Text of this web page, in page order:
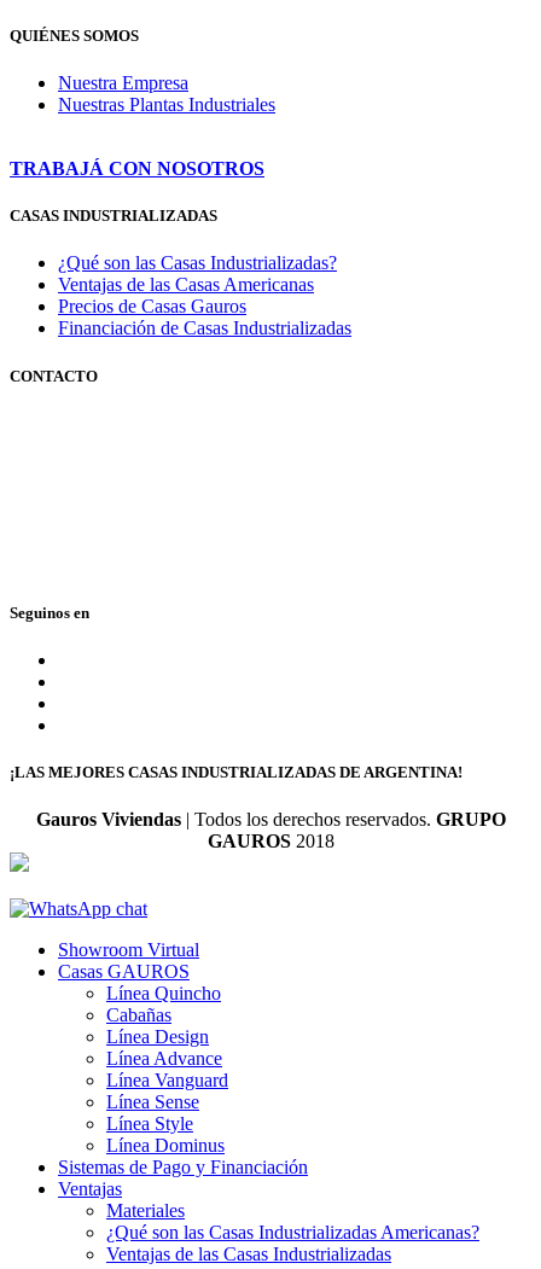
QUIÉNES SOMOS
Nuestra Empresa
Nuestras Plantas Industriales
TRABAJÁ CON NOSOTROS
CASAS INDUSTRIALIZADAS
¿Qué son las Casas Industrializadas?
Ventajas de las Casas Americanas
Precios de Casas Gauros
Financiación de Casas Industrializadas
CONTACTO
Seguinos en
¡LAS MEJORES CASAS INDUSTRIALIZADAS DE ARGENTINA!
Gauros Viviendas| Todos los derechos reservados. GRUPO
GAUROS2018
Showroom Virtual
Casas GAUROS
Línea Quincho
Cabañas
Línea Design
Línea Advance
Línea Vanguard
Línea Sense
Línea Style
Línea Dominus
Sistemas de Pago y Financiación
Ventajas
Materiales
¿Qué son las Casas Industrializadas Americanas?
Ventajas de las Casas Industrializadas